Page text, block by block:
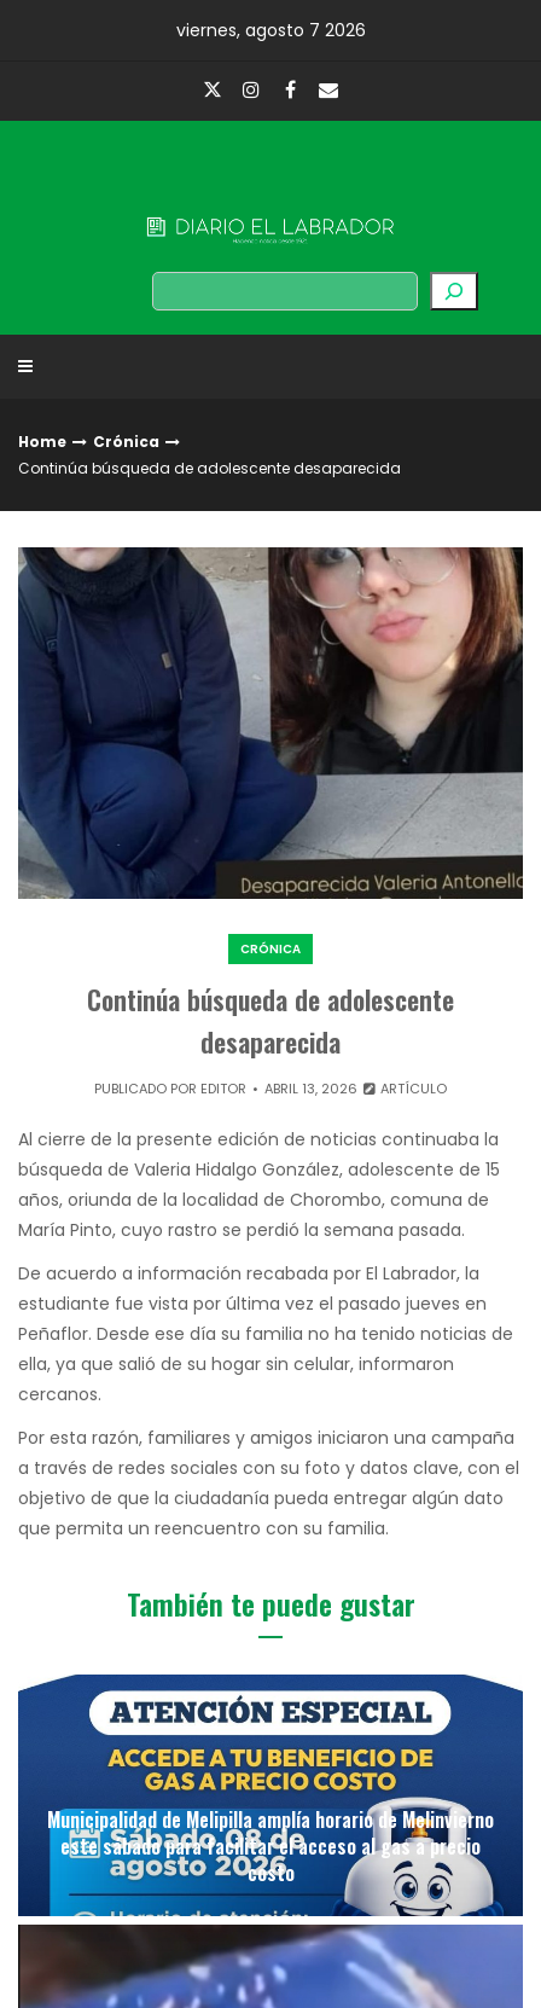
viernes, agosto 7 2026
Buscar
Home
Crónica
Continúa búsqueda de adolescente desaparecida
CRÓNICA
Continúa búsqueda de adolescente
desaparecida
PUBLICADO POR EDITOR ABRIL 13, 2026 ARTÍCULO
Al cierre de la presente edición de noticias continuaba la
búsqueda de Valeria Hidalgo González, adolescente de 15
años, oriunda de la localidad de Chorombo, comuna de
María Pinto, cuyo rastro se perdió la semana pasada.
De acuerdo a información recabada por El Labrador, la
estudiante fue vista por última vez el pasado jueves en
Peñaflor. Desde ese día su familia no ha tenido noticias de
ella, ya que salió de su hogar sin celular, informaron
cercanos.
Por esta razón, familiares y amigos iniciaron una campaña
a través de redes sociales con su foto y datos clave, con el
objetivo de que la ciudadanía pueda entregar algún dato
que permita un reencuentro con su familia.
También te puede gustar
Municipalidad de Melipilla amplía horario de Melinvierno
este sábado para facilitar el acceso al gas a precio
costo